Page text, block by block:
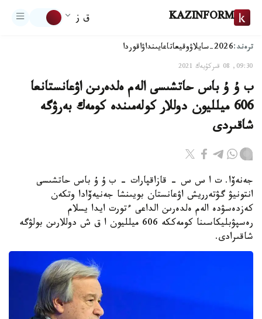
KAZINFORM ق ز
ترەند:2026-سايلاۋ وقيعاتاعايىنداۋاقوردا
09:30, 08 قىركۇيەك 2021
ب ۇ ۇ باس حاتشىسى الەم ەلدەرىن اۋعانستانعا
606 ميلليون دوللار كولەمىندە كومەك بەرۋگە
شاقىردى
جەنەۆا. ت ا س س - قازاقپارات – ب ۇ ۇ باس حاتشىسى
انتونيۋ گۋتەرريش اۋعانستان بويىنشا جەنيەۆادا وتكەن
كەزدەسۋدە الەم ەلدەرىن الداعى ءتورت ايدا يسلام
رەسپۋبليكاسىنا كومەككە 606 ميلليون ا ق ش دوللارىن بولۋگە
شاقىرادى.